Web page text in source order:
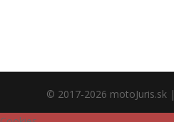
© 2017-2026 motoJuris.sk |